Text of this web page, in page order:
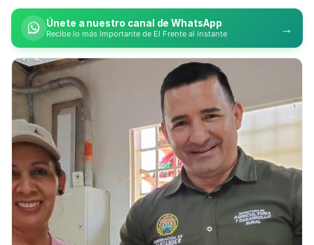
Únete a nuestro canal de WhatsApp
Recibe lo más importante de El Frente al instante →